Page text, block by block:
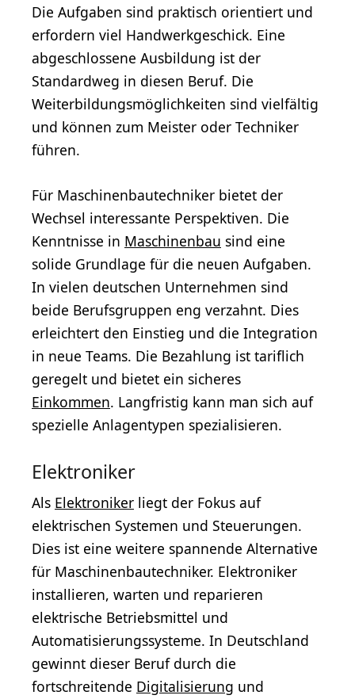
Die Aufgaben sind praktisch orientiert und
erfordern viel Handwerkgeschick. Eine
abgeschlossene Ausbildung ist der
Standardweg in diesen Beruf. Die
Weiterbildungsmöglichkeiten sind vielfältig
und können zum Meister oder Techniker
führen.
Für Maschinenbautechniker bietet der
Wechsel interessante Perspektiven. Die
Kenntnisse in Maschinenbau sind eine
solide Grundlage für die neuen Aufgaben.
In vielen deutschen Unternehmen sind
beide Berufsgruppen eng verzahnt. Dies
erleichtert den Einstieg und die Integration
in neue Teams. Die Bezahlung ist tariflich
geregelt und bietet ein sicheres
Einkommen. Langfristig kann man sich auf
spezielle Anlagentypen spezialisieren.
Elektroniker
Als Elektroniker liegt der Fokus auf
elektrischen Systemen und Steuerungen.
Dies ist eine weitere spannende Alternative
für Maschinenbautechniker. Elektroniker
installieren, warten und reparieren
elektrische Betriebsmittel und
Automatisierungssysteme. In Deutschland
gewinnt dieser Beruf durch die
fortschreitende Digitalisierung und